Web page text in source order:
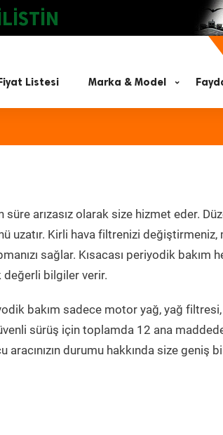
Listesi Marka & Model
süre arızasız olarak size hizmet eder.
uzatır. Kirli hava filtrenizi
sağlar. Kısacası periyodik bakım
değerli bilgiler verir.
bakım sadece motor yağ, yağ
sürüş için toplamda 12 ana
durumu hakkında size geniş